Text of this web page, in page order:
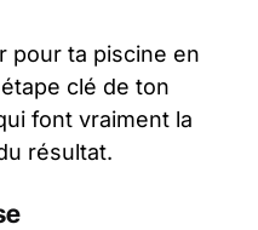
pour ta piscine en
clé de ton
font vraiment la
résultat.